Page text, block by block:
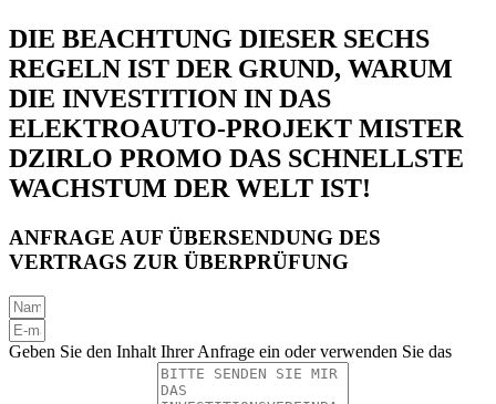
DIE BEACHTUNG DIESER SECHS
REGELN IST DER GRUND, WARUM
DIE INVESTITION IN DAS
ELEKTROAUTO-PROJEKT MISTER
DZIRLO PROMO DAS SCHNELLSTE
WACHSTUM DER WELT IST!
ANFRAGE AUF ÜBERSENDUNG DES
VERTRAGS ZUR ÜBERPRÜFUNG
Geben Sie den Inhalt Ihrer Anfrage ein oder verwenden Sie das